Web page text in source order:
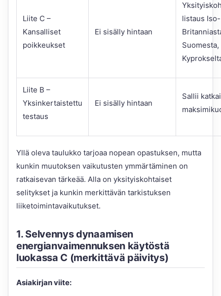
Liite C –
Kansalliset
poikkeukset
Ei sisälly hintaan
listaus Iso-
Liite B –
Yksinkertaistettu
testaus
Ei sisälly hintaan
Sallii
Yllä oleva taulukko tarjoaa nopean opastuksen, mutta
kunkin muutoksen vaikutusten ymmärtäminen on
ratkaisevan tärkeää. Alla on yksityiskohtaiset
selitykset ja kunkin merkittävän tarkistuksen
liiketoimintavaikutukset.
1. Selvennys dynaamisen
energianvaimennuksen käytöstä
luokassa C (merkittävä päivitys)
Asiakirjan viite: